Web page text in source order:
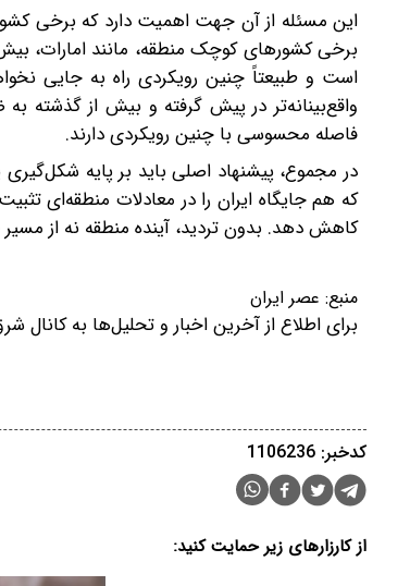
این مسئله از آن جهت اهمیت دارد که برخی
برخی کشورهای کوچک منطقه، مانند امارات،
است و طبیعتاً چنین رویکردی راه به جایی
واقع‌بینانه‌تر در پیش گرفته و بیش از
فاصله محسوسی با چنین رویکردی دارند.
در مجموع، پیشنهاد اصلی باید بر پایه
که هم جایگاه ایران را در معادلات منطقه‌ای
کاهش دهد. بدون تردید، آینده منطقه نه از
منبع: عصر ایران
برای اطلاع از آخرین اخبار و تحلیل‌ها به کانال
کدخبر: 1106236
از کارزارهای زیر حمایت کنید: